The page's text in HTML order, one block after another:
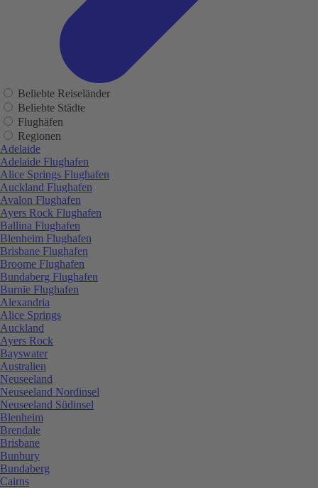
Beliebte Reiseländer
Beliebte Städte
Flughäfen
Regionen
Adelaide
Adelaide Flughafen
Alice Springs Flughafen
Auckland Flughafen
Avalon Flughafen
Ayers Rock Flughafen
Ballina Flughafen
Blenheim Flughafen
Brisbane Flughafen
Broome Flughafen
Bundaberg Flughafen
Burnie Flughafen
Alexandria
Alice Springs
Auckland
Ayers Rock
Bayswater
Australien
Neuseeland
Neuseeland Nordinsel
Neuseeland Südinsel
Blenheim
Brendale
Brisbane
Bunbury
Bundaberg
Cairns